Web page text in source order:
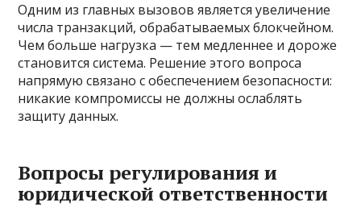
Одним из главных вызовов является увеличение
числа транзакций, обрабатываемых блокчейном.
Чем больше нагрузка — тем медленнее и дороже
становится система. Решение этого вопроса
напрямую связано с обеспечением безопасности:
никакие компромиссы не должны ослаблять
защиту данных.
Вопросы регулирования и
юридической ответственности